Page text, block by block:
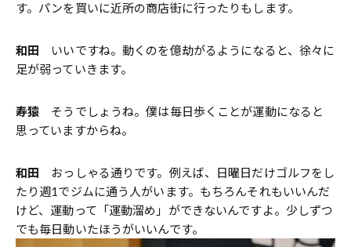
す。パンを買いに近所の商店街に行ったりもします。
和田 いいですね。動くのを億劫がるようになると、徐々に
足が弱っていきます。
寿猿 そうでしょうね。僕は毎日歩くことが運動になると
思っていますからね。
和田 おっしゃる通りです。例えば、日曜日だけゴルフをし
たり週1でジムに通う人がいます。もちろんそれもいいんだ
けど、運動って「運動溜め」ができないんですよ。少しずつ
でも毎日動いたほうがいいんです。